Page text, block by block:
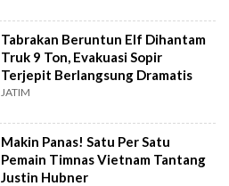
Tabrakan Beruntun Elf Dihantam
Truk 9 Ton, Evakuasi Sopir
Terjepit Berlangsung Dramatis
JATIM
Makin Panas! Satu Per Satu
Pemain Timnas Vietnam Tantang
Justin Hubner